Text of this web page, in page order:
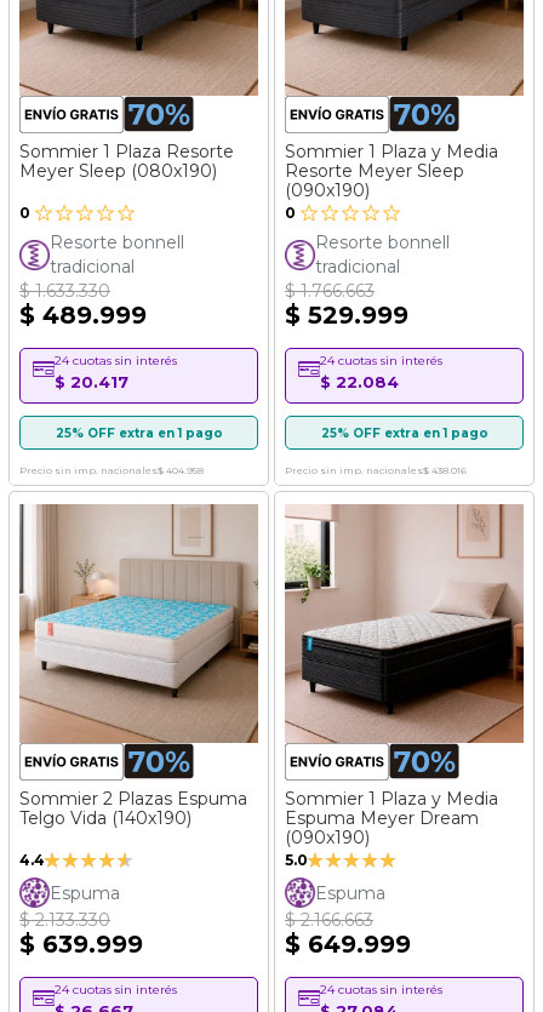
Sommier 1 Plaza Resorte
Meyer Sleep (080x190)
0
Resorte bonnell
tradicional
$ 1.633.330
$ 489.999
24 cuotas sin interés
$ 20.417
25% OFF extra en 1 pago
Precio sin imp. nacionales$ 404.958
Sommier 1 Plaza y Media
Resorte Meyer Sleep
(090x190)
0
Resorte bonnell
tradicional
$ 1.766.663
$ 529.999
24 cuotas sin interés
$ 22.084
25% OFF extra en 1 pago
Precio sin imp. nacionales$ 438.016
Sommier 2 Plazas Espuma
Telgo Vida (140x190)
4.4Valoración:
87%
Espuma
$ 2.133.330
$ 639.999
24 cuotas sin interés
Sommier 1 Plaza y Media
Espuma Meyer Dream
(090x190)
5.0Valoración:
100%
Espuma
$ 2.166.663
$ 649.999
24 cuotas sin interés